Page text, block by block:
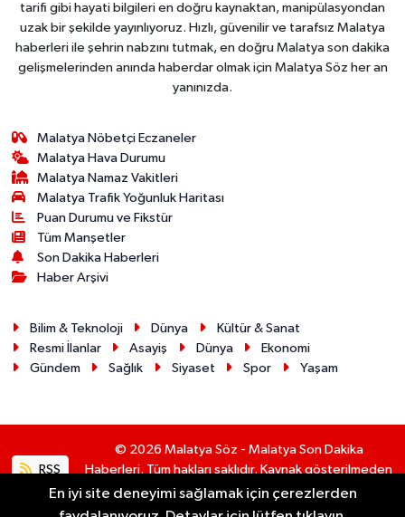
tarifi gibi hayati bilgileri en doğru kaynaktan, manipülasyondan
uzak bir şekilde yayınlıyoruz. Hızlı, güvenilir ve tarafsız Malatya
haberleri ile şehrin nabzını tutmak, en doğru Malatya son dakika
gelişmelerinden anında haberdar olmak için Malatya Söz her an
yanınızda.
Malatya Nöbetçi Eczaneler
Malatya Hava Durumu
Malatya Namaz Vakitleri
Malatya Trafik Yoğunluk Haritası
Puan Durumu ve Fikstür
Tüm Manşetler
Son Dakika Haberleri
Haber Arşivi
Bilim & Teknoloji Dünya
Kültür & Sanat
Resmi İlanlar
Asayiş Dünya
Ekonomi
Gündem
Sağlık Siyaset Spor Yaşam
RSS
© 2026 Malatya Söz - Malatya Son Dakika
Haberleri. Tüm hakları saklıdır. Kaynak gösterilmeden
alıntı yapılamaz.
En iyi site deneyimi sağlamak için çerezlerden